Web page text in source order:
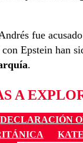
fue
Epstein han
.
A
DECLARACIÓN